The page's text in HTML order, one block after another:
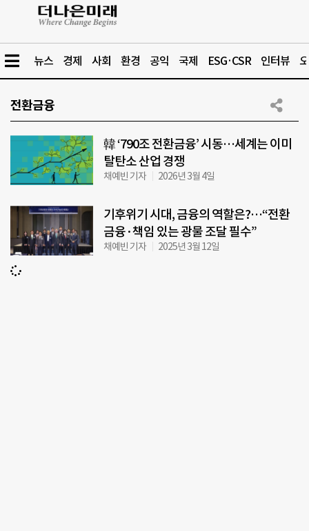
뉴스 경제 사회 환경 공익 국제 ESG·CSR 인터뷰
전환금융
韓 ‘790조 전환금융’ 시동…세계는 이미
탈탄소 산업 경쟁
채예빈 기자 2026년 3월 4일
기후위기 시대, 금융의 역할은?…“전환
금융·책임 있는 광물 조달 필수”
채예빈 기자 2025년 3월 12일